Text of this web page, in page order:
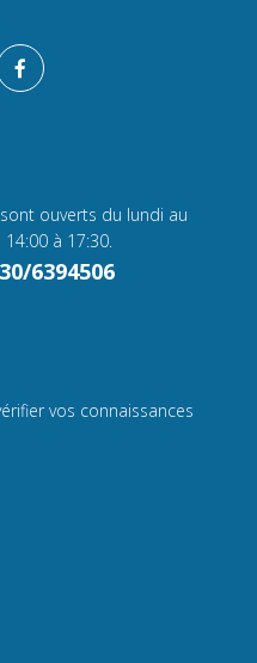
ouverts du lundi au
à 17:30.
6394506
vos connaissances